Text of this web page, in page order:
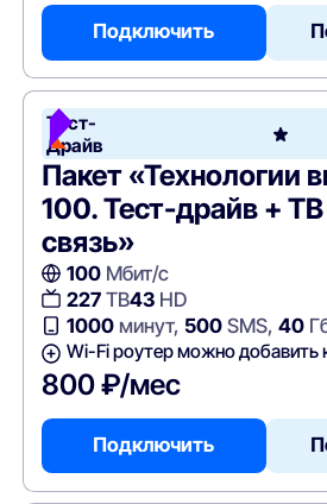
Подключить
Тест-
Драйв
Пакет «Технологии
100. Тест-драйв +
связь»
100Мбит/с
227ТВ43HD
1000минут, 500SMS, 40
Wi-Fi роутер можно добавить
800 ₽/мес
Подключить